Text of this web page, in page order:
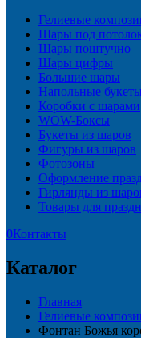
Гелиевые
Шары под
Шары поштучно
Шары цифры
Большие шары
Напольные букеты
Коробки с шарами
WOW-Боксы
Букеты из шаров
Фигуры из шаров
Фотозоны
Оформление
Гирлянды из
Товары для
0Контакты
Каталог
Главная
Гелиевые
Фонтан Божья